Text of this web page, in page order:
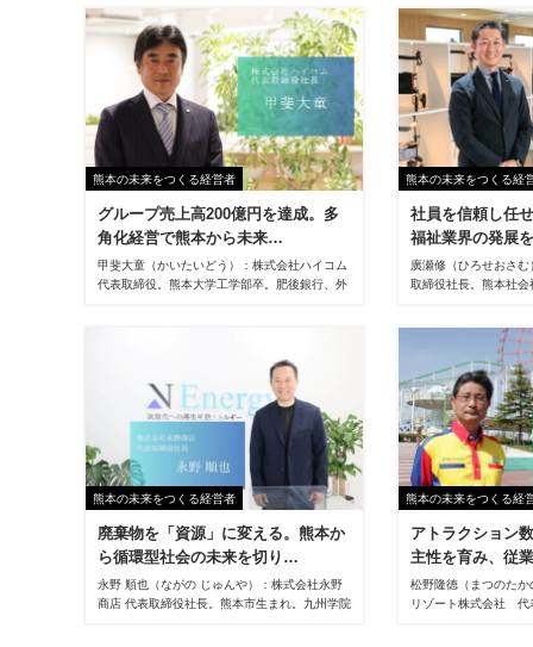
として充実した時期を過ごす。05年古荘本店入
社、開発事業部にて新規事業開発及び法人営業
を担当。11年4月常務取締役、15年3月専務取
締役を経て、17年5月、創業140周年・新社屋
完成と同年に、6代目代表取締役社長に就任す
る。社外では熊本商工会議所副会頭、くまもと
ファッション協会会長を務め、地域経済の発展
にも力を注いでいる。
長）、18年に専務取
表取締役社長（4代目
熊本の未来をつくる経営者
グループ売上高200億円を達成。多
角化経営で熊本から未来…
甲斐大童（かいたいどう）：株式会社ハイコム
代表取締役。熊本大学工学部卒。肥後銀行、外
動した。2016年に株式会社ハイコム専務取締
役として参画。介護事業の立ち上げなどグルー
プの新規事業を牽引し、20年2月、株式会社ハ
イコム代表取締役社長に就任、現在に至る。ハ
イコムポスティング株式会社、熊本ネット株式
会社、ハイコムキャリアクリエイト株式会社代
表取締役社長も兼務。
熊本の未来をつくる経
社員を信頼し任
福祉業界の発展
廣瀬修（ひろせおさ
取締役社長。熊本社
熊本の未来をつくる経営者
廃棄物を「資源」に変える。熊本か
ら循環型社会の未来を切り…
永野 順也（ながの じゅんや）：株式会社永野
商店 代表取締役社長。熊本市生まれ。九州学院
熊本の未来をつくる経
アトラクション
主性を育み、従
松野隆徳（まつのた
リゾート株式会社 代